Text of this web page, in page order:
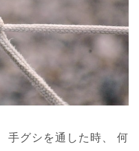
手グシを通した時、
何